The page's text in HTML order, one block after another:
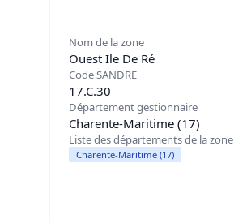
Nom de la zone
Ouest Ile De Ré
Code SANDRE
17.C.30
Département gestionnaire
Charente-Maritime (17)
Liste des départements de la zone
Charente-Maritime (17)